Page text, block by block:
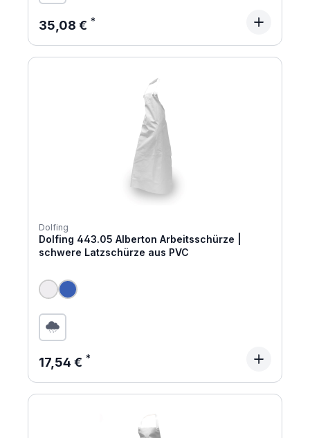
Regulärer Preis:
35,08 €
Dolfing
Dolfing 443.05 Alberton Arbeitsschürze |
schwere Latzschürze aus PVC
Regulärer Preis:
17,54 €